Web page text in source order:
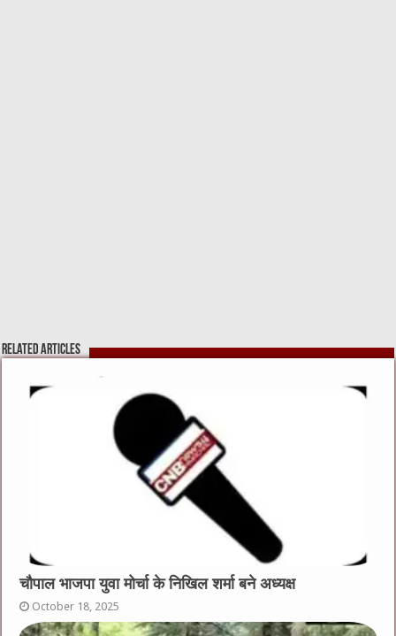
Related Articles
चौपाल भाजपा युवा मोर्चा के निखिल शर्मा बने अध्यक्ष
October 18, 2025